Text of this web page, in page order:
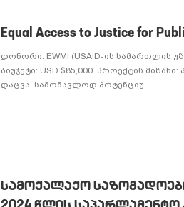
Equal Access to Justice for
დონორი: EWMI (USAID-ის სამართლის
ბიუჯეტი: USD $85,000 პროექტის
დაცვა, სამომავლოდ პოტენციუ ...
სამოქალაქო